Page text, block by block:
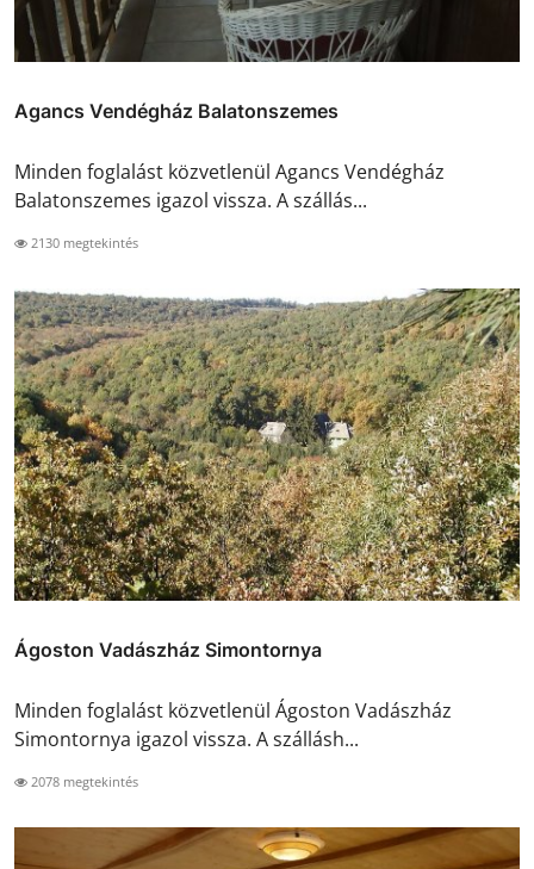
Agancs Vendégház Balatonszemes
Minden foglalást közvetlenül Agancs Vendégház
Balatonszemes igazol vissza. A szállás...
2130 megtekintés
Ágoston Vadászház Simontornya
Minden foglalást közvetlenül Ágoston Vadászház
Simontornya igazol vissza. A szállásh...
2078 megtekintés